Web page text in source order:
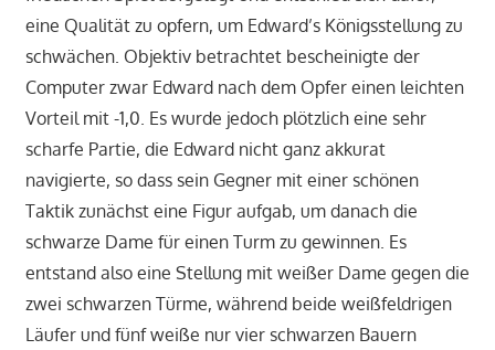
eine Qualität zu opfern, um Edward’s Königsstellung zu
schwächen. Objektiv betrachtet bescheinigte der
Computer zwar Edward nach dem Opfer einen leichten
Vorteil mit -1,0. Es wurde jedoch plötzlich eine sehr
scharfe Partie, die Edward nicht ganz akkurat
navigierte, so dass sein Gegner mit einer schönen
Taktik zunächst eine Figur aufgab, um danach die
schwarze Dame für einen Turm zu gewinnen. Es
entstand also eine Stellung mit weißer Dame gegen die
zwei schwarzen Türme, während beide weißfeldrigen
Läufer und fünf weiße nur vier schwarzen Bauern